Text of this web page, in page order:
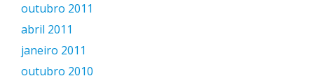
outubro 2011
abril 2011
janeiro 2011
outubro 2010